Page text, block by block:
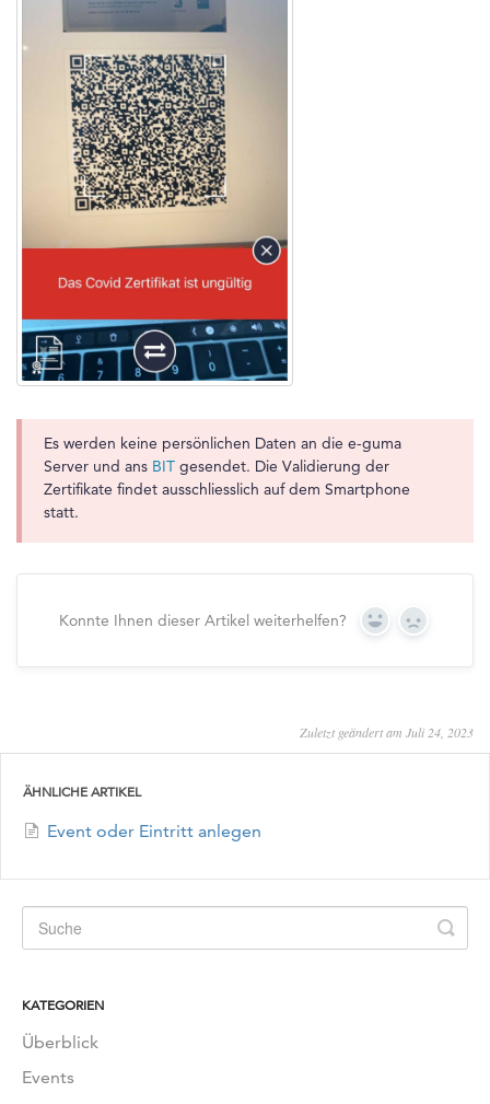
Es werden keine persönlichen Daten an die e-guma
Server und ans BIT gesendet. Die Validierung der
Zertifikate findet ausschliesslich auf dem Smartphone
statt.
Konnte Ihnen dieser Artikel weiterhelfen? Yes No
Zuletzt geändert am Juli 24, 2023
ÄHNLICHE ARTIKEL
Event oder Eintritt anlegen
KATEGORIEN
Überblick
Events